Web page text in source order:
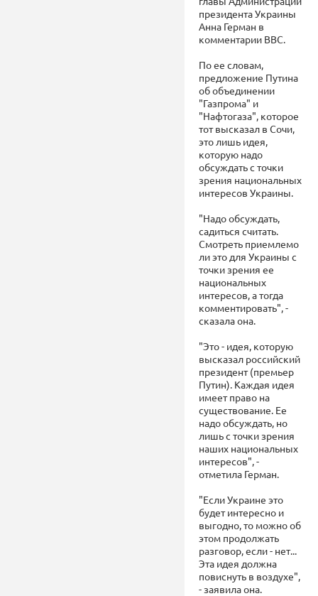
президента Украины
Анна Герман в
комментарии ВВС.
По ее словам,
предложение Путина
об объединении
"Газпрома" и
"Нафтогаза", которое
тот высказал в Сочи,
это лишь идея,
которую надо
обсуждать с точки
зрения национальных
интересов Украины.
"Надо обсуждать,
садиться считать.
Смотреть приемлемо
ли это для Украины с
точки зрения ее
национальных
интересов, а тогда
комментировать", -
сказала она.
"Это - идея, которую
высказал российский
президент (премьер
Путин). Каждая идея
имеет право на
существование. Ее
надо обсуждать, но
лишь с точки зрения
наших национальных
интересов", -
отметила Герман.
"Если Украине это
будет интересно и
выгодно, то можно об
этом продолжать
разговор, если - нет...
Эта идея должна
повиснуть в воздухе",
- заявила она.